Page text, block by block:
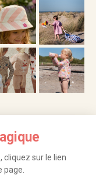
cliquez sur le lien
page.